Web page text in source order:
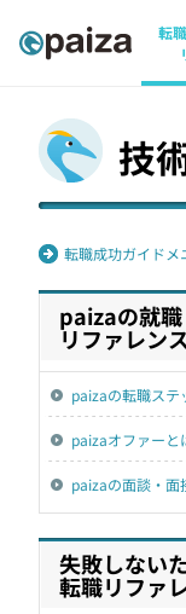
転
技
転職成功ガイドメ
paizaの就
リファレン
paizaの転職ステ
paizaオファーと
paizaの面談・面
失敗しない
転職リファ